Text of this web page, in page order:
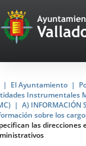
Portal
Web
del
de
El Ayuntamiento
Instrumentales
A) INFORMACIÓN
sobre los
las direcciones